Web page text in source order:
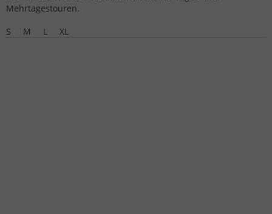
Mehrtagestouren.
S
M L XL